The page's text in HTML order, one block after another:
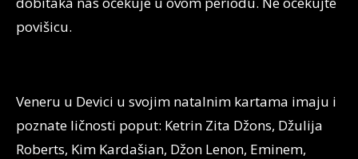
povišicu.
Veneru u Devici u svojim natalnim kartama imaju i
poznate ličnosti poput: Ketrin Zita Džons, Džulija
Roberts, Kim Kardašian, Džon Lenon, Eminem,